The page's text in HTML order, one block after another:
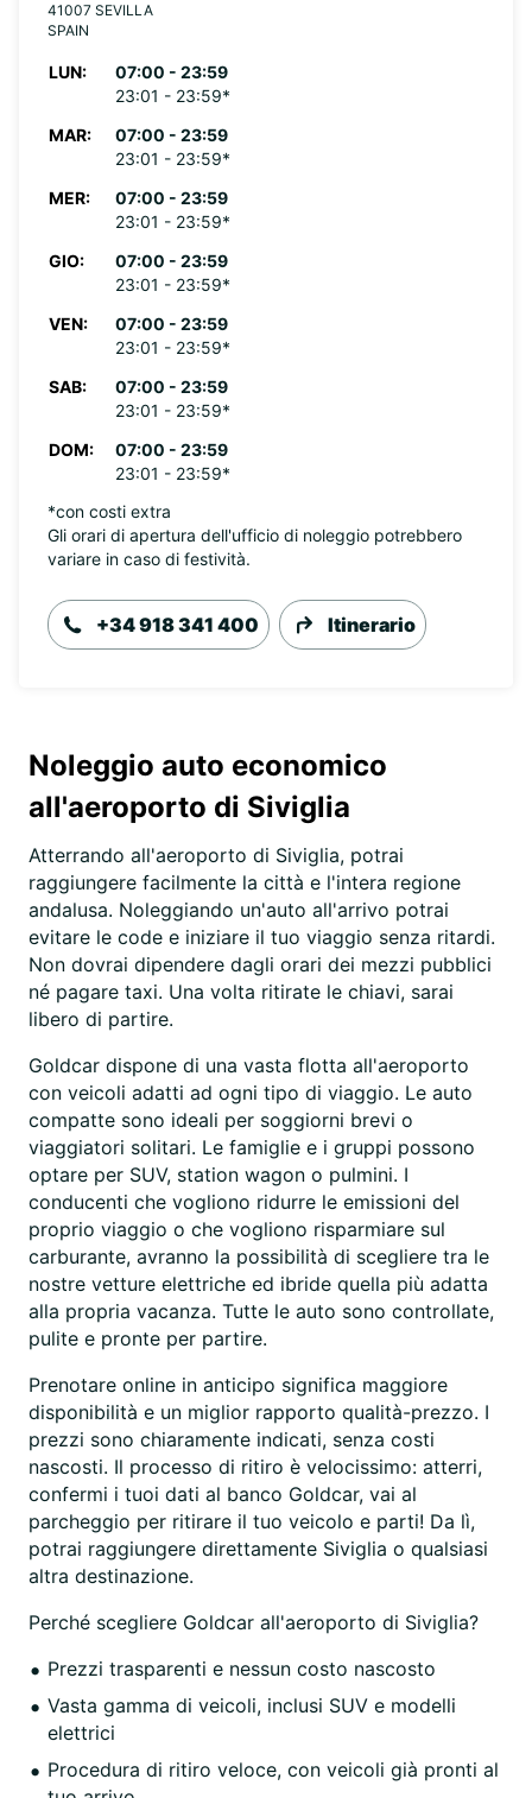
41007 SEVILLA
SPAIN
LUN:
07:00 - 23:59
23:01 - 23:59*
MAR:
07:00 - 23:59
23:01 - 23:59*
MER:
07:00 - 23:59
23:01 - 23:59*
GIO:
07:00 - 23:59
23:01 - 23:59*
VEN:
07:00 - 23:59
23:01 - 23:59*
SAB:
07:00 - 23:59
23:01 - 23:59*
DOM:
07:00 - 23:59
23:01 - 23:59*
*con costi extra
Gli orari di apertura dell'ufficio di noleggio potrebbero
variare in caso di festività.
+34 918 341 400 Itinerario
Noleggio auto economico
all'aeroporto di Siviglia
Atterrando all'aeroporto di Siviglia, potrai
raggiungere facilmente la città e l'intera regione
andalusa. Noleggiando un'auto all'arrivo potrai
evitare le code e iniziare il tuo viaggio senza ritardi.
Non dovrai dipendere dagli orari dei mezzi pubblici
né pagare taxi. Una volta ritirate le chiavi, sarai
libero di partire.
Goldcar dispone di una vasta flotta all'aeroporto
con veicoli adatti ad ogni tipo di viaggio. Le auto
compatte sono ideali per soggiorni brevi o
viaggiatori solitari. Le famiglie e i gruppi possono
optare per SUV, station wagon o pulmini. I
conducenti che vogliono ridurre le emissioni del
proprio viaggio o che vogliono risparmiare sul
carburante, avranno la possibilità di scegliere tra le
nostre vetture elettriche ed ibride quella più adatta
alla propria vacanza. Tutte le auto sono controllate,
pulite e pronte per partire.
Prenotare online in anticipo significa maggiore
disponibilità e un miglior rapporto qualità-prezzo. I
prezzi sono chiaramente indicati, senza costi
nascosti. Il processo di ritiro è velocissimo: atterri,
confermi i tuoi dati al banco Goldcar, vai al
parcheggio per ritirare il tuo veicolo e parti! Da lì,
potrai raggiungere direttamente Siviglia o qualsiasi
altra destinazione.
Perché scegliere Goldcar all'aeroporto di Siviglia?
Prezzi trasparenti e nessun costo nascosto
Vasta gamma di veicoli, inclusi SUV e modelli
elettrici
Procedura di ritiro veloce, con veicoli già pronti al